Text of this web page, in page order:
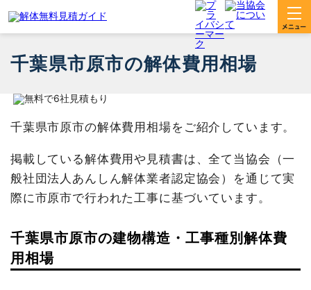
千葉県市原市の解体費用相場
千葉県市原市の解体費用相場をご紹介しています。
掲載している解体費用や見積書は、全て当協会（一
般社団法人あんしん解体業者認定協会）を通じて実
際に市原市で行われた工事に基づいています。
千葉県市原市の建物構造・工事種別解体費
用相場